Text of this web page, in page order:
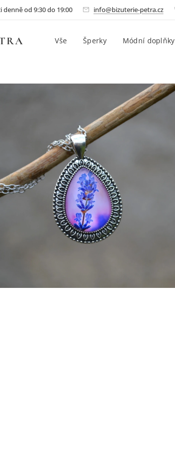
denně od 9:30 do 19:00 info@bizuterie-petra.cz
Vše Šperky Módní doplňky